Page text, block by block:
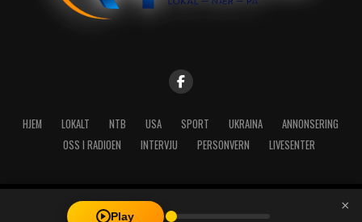
HJEM LOKALT NTB USA SPORT UKRAINA
ANNONSERING
OSS I RADIOEN
INTERVJU PERSONVERN LIVESENTER
Copyright © 2026 A-Media AS | Radio Haugaland - Haraldsgata 114,
Play
×